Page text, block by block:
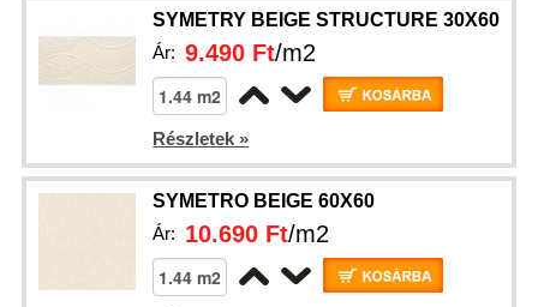
SYMETRY BEIGE STRUCTURE 30X60
Ár:9.490 Ft/m2
Részletek »
SYMETRO BEIGE 60X60
Ár: 10.690 Ft/m2